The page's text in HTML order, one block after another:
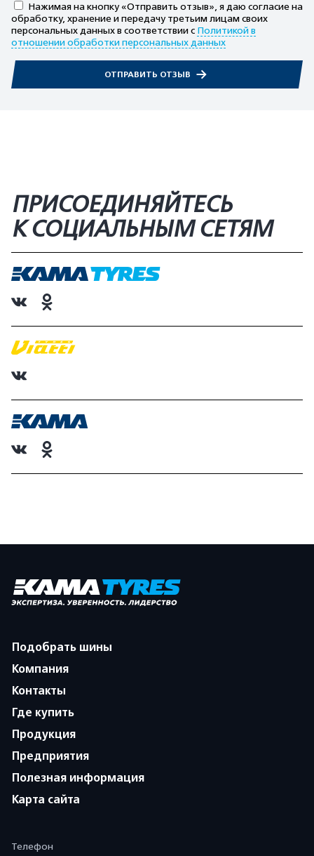
Нажимая на кнопку «Отправить отзыв», я даю согласие на
обработку, хранение и передачу третьим лицам своих
персональных данных в соответствии с Политикой в
отношении обработки персональных данных
ОТПРАВИТЬ ОТЗЫВ
ПРИСОЕДИНЯЙТЕСЬ
К СОЦИАЛЬНЫМ СЕТЯМ
Подобрать шины
Компания
Контакты
Где купить
Продукция
Предприятия
Полезная информация
Карта сайта
Телефон